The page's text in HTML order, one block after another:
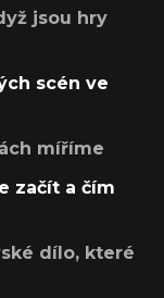
jsou hry
scén ve
míříme
začít a čím
dílo, které